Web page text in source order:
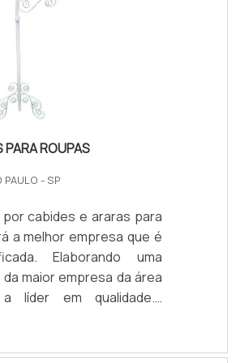
MAIS ESTABILIDADE
ser um produto que se
araras são fabr.
PARA ROUPAS
PAULO - SP
cabides e araras para
a melhor empresa que é
Elaborando uma
maior empresa da área
líder em qualidade.É
que o serviço deve ser
especializadas.
ajuda a garantir a